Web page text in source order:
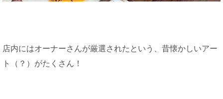
店内にはオーナーさんが厳選されたという、昔懐かしいアー
ト（？）がたくさん！